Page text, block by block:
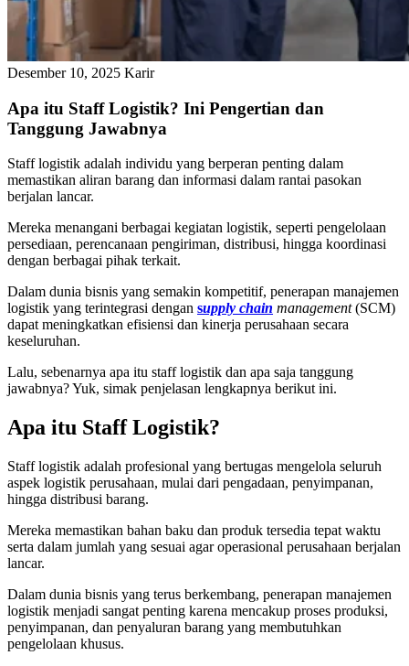
Desember 10, 2025 Karir
Apa itu Staff Logistik? Ini Pengertian dan
Tanggung Jawabnya
Staff logistik adalah individu yang berperan penting dalam
memastikan aliran barang dan informasi dalam rantai pasokan
berjalan lancar.
Mereka menangani berbagai kegiatan logistik, seperti pengelolaan
persediaan, perencanaan pengiriman, distribusi, hingga koordinasi
dengan berbagai pihak terkait.
Dalam dunia bisnis yang semakin kompetitif, penerapan manajemen
logistik yang terintegrasi dengan supply chain management(SCM)
dapat meningkatkan efisiensi dan kinerja perusahaan secara
keseluruhan.
Lalu, sebenarnya apa itu staff logistik dan apa saja tanggung
jawabnya? Yuk, simak penjelasan lengkapnya berikut ini.
Apa itu Staff Logistik?
Staff logistik adalah profesional yang bertugas mengelola seluruh
aspek logistik perusahaan, mulai dari pengadaan, penyimpanan,
hingga distribusi barang.
Mereka memastikan bahan baku dan produk tersedia tepat waktu
serta dalam jumlah yang sesuai agar operasional perusahaan berjalan
lancar.
Dalam dunia bisnis yang terus berkembang, penerapan manajemen
logistik menjadi sangat penting karena mencakup proses produksi,
penyimpanan, dan penyaluran barang yang membutuhkan
pengelolaan khusus.